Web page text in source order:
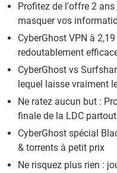
Profitez de l'offre 2 ans
masquer vos
CyberGhost VPN à
redoutablement
CyberGhost vs
lequel laisse vraiment
Ne ratez aucun but :
finale de la LDC partout
CyberGhost spécial
& torrents à petit prix
Ne risquez plus rien :